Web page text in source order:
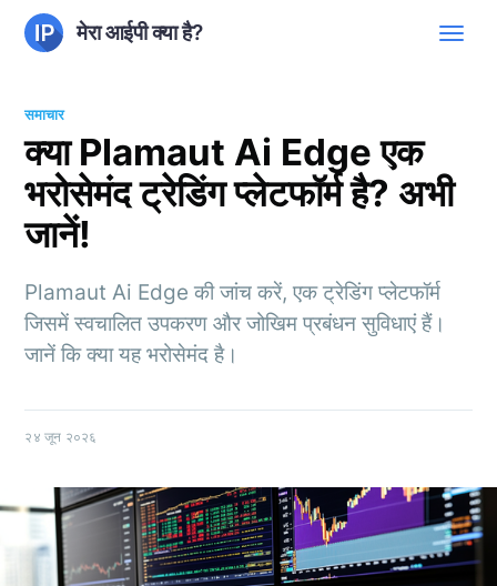
मेरा आईपी क्या है?
समाचार
क्या Plamaut Ai Edge एक
भरोसेमंद ट्रेडिंग प्लेटफॉर्म है? अभी
जानें!
Plamaut Ai Edge की जांच करें, एक ट्रेडिंग प्लेटफॉर्म
जिसमें स्वचालित उपकरण और जोखिम प्रबंधन सुविधाएं हैं।
जानें कि क्या यह भरोसेमंद है।
२४ जून २०२६